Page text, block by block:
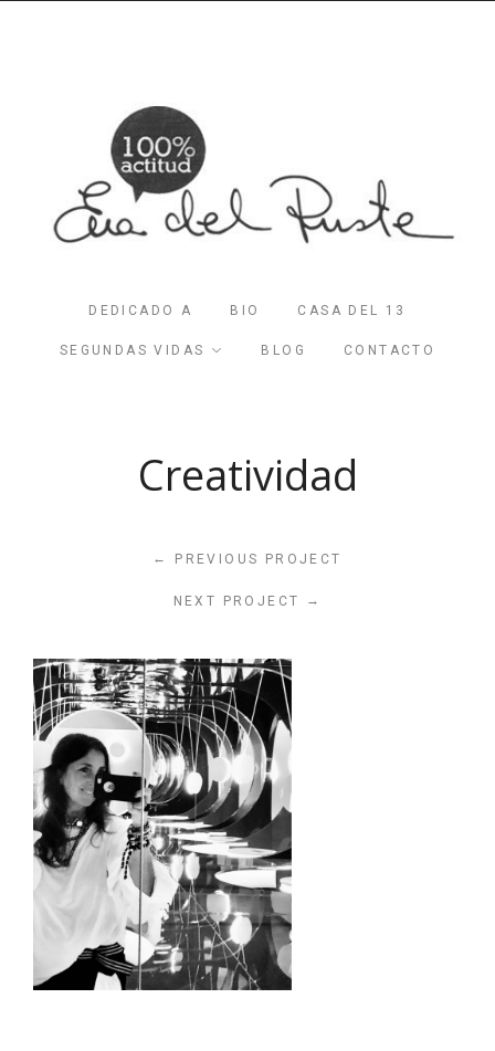
DEDICADO A BIO CASA DEL 13
SEGUNDAS VIDAS BLOG CONTACTO
Creatividad
← PREVIOUS PROJECT
NEXT PROJECT →